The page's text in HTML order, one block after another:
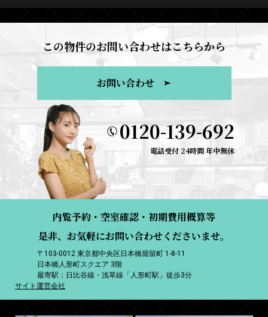
この物件のお問い合わせはこちらから
お問い合わせ
0120-139-692
電話受付 24時間 年中無休
内覧予約・空室確認・初期費用概算等
是非、お気軽にお問い合わせくださいませ。
〒103-0012 東京都中央区日本橋堀留町 1-8-11
日本橋人形町スクエア 3階
最寄駅：日比谷線・浅草線「人形町駅」徒歩3分
サイト運営会社